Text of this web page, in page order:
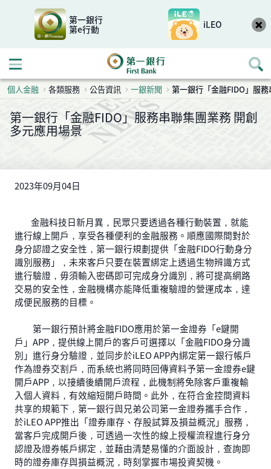
第一銀行
第e行動
iLEO
開啟行動選單
個人金融 各類服務 公告資訊 一銀新聞 第一銀行「金融FIDO」服
第一銀行「金融FIDO」服務串聯集團業務 開創
多元應用場景
2023年09月04日
金融科技日新月異，民眾只要透過各種行動裝置，就能
進行線上開戶，享受各種便利的金融服務。順應國際間對於
身分認證之安全性，第一銀行規劃提供「金融FIDO行動身分
識別服務」，未來客戶只要在裝置綁定上透過生物辨識方式
進行驗證，毋須輸入密碼即可完成身分識別，將可提高網路
交易的安全性，金融機構亦能降低重複驗證的營運成本，達
成便民服務的目標。
第一銀行預計將金融FIDO應用於第一金證券「e鍵開
戶」APP，提供線上開戶的客戶可選擇以「金融FIDO身分識
別」進行身分驗證，並同步於iLEO APP內綁定第一銀行帳戶
作為證券交割戶，而系統也將同時回傳資料予第一金證券e鍵
開戶APP，以接續後續開戶流程，此機制將免除客戶重複輸
入個人資料，有效縮短開戶時間。此外，在符合金控間資料
共享的規範下，第一銀行與兄弟公司第一金證券攜手合作，
於iLEO APP推出「證券庫存、存股試算及損益概況」服務，
當客戶完成開戶後，可透過一次性的線上授權流程進行身分
認證及證券帳戶綁定，並藉由清楚易懂的介面設計，查詢即
時的證券庫存與損益概況，時刻掌握市場投資契機。